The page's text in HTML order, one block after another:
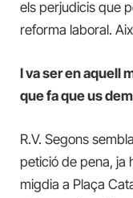
els perjudicis que
reforma laboral.
I va ser en aquell
que fa que us
R.V. Segons
petició de pena, ja
migdia a Plaça